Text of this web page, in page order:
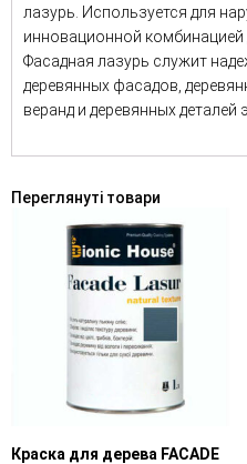
лазурь. Используется для
инновационной комбинацией
Фасадная лазурь служит
деревянных фасадов,
веранд и деревянных деталей
Переглянуті товари
Краска для дерева FACADE